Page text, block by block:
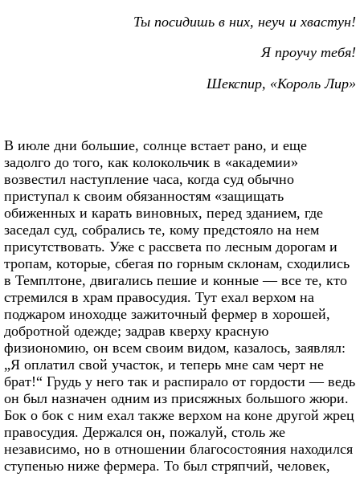
Ты посидишь в них, неуч и хвастун!
Я проучу тебя!
Шекспир, «Король Лир»
В июле дни большие, солнце встает рано, и еще
задолго до того, как колокольчик в «академии»
возвестил наступление часа, когда суд обычно
приступал к своим обязанностям «защищать
обиженных и карать виновных, перед зданием, где
заседал суд, собрались те, кому предстояло на нем
присутствовать. Уже с рассвета по лесным дорогам и
тропам, которые, сбегая по горным склонам, сходились
в Темплтоне, двигались пешие и конные — все те, кто
стремился в храм правосудия. Тут ехал верхом на
поджаром иноходце зажиточный фермер в хорошей,
добротной одежде; задрав кверху красную
физиономию, он всем своим видом, казалось, заявлял:
„Я оплатил свой участок, и теперь мне сам черт не
брат!“ Грудь у него так и распирало от гордости — ведь
он был назначен одним из присяжных большого жюри.
Бок о бок с ним ехал также верхом на коне другой жрец
правосудия. Держался он, пожалуй, столь же
независимо, но в отношении благосостояния находился
ступенью ниже фермера. То был стряпчий, человек,